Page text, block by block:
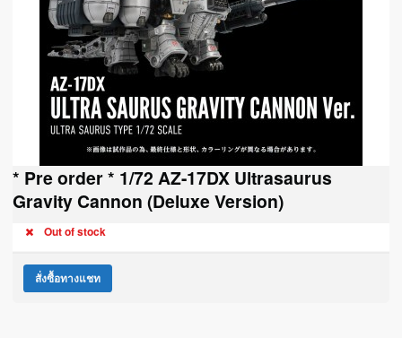
* Pre order * 1/72 AZ-17DX Ultrasaurus
Gravity Cannon (Deluxe Version)
Out of stock
สั่งซื้อทางแชท